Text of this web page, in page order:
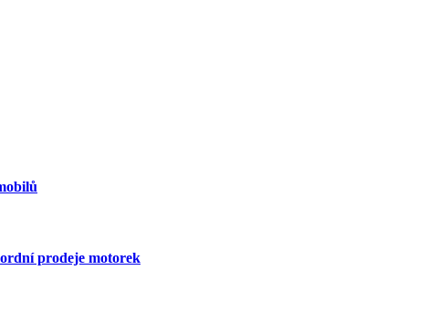
prodeje motorek